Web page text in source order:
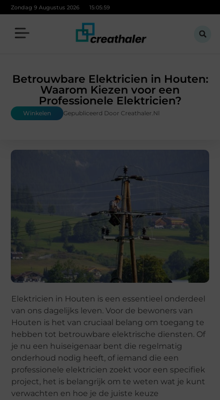
Zondag 9 Augustus 2026 15:06:01
Betrouwbare Elektricien in Houten:
Waarom Kiezen voor een
Professionele Elektricien?
Winkelen Gepubliceerd Door Creathaler.nl
Elektricien in Houten is een essentieel onderdeel
van ons dagelijks leven. Voor de bewoners van
Houten is het van cruciaal belang om toegang te
hebben tot betrouwbare elektrische diensten. Of
je nu een huiseigenaar bent die regelmatig
onderhoud nodig heeft, of iemand die een
professionele elektricien zoekt voor een specifiek
project, het is belangrijk om te weten wat je kunt
verwachten en hoe je de juiste keuze